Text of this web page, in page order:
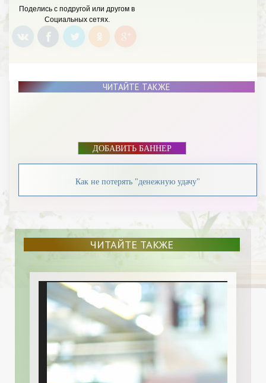
Поделись с подругой или другом в
Социальных сетях.
ЧИТАЙТЕ ТАКЖЕ
ДОБАВИТЬ БАННЕР
Как не потерять "денежную удачу"
ЧИТАЙТЕ ТАКЖЕ